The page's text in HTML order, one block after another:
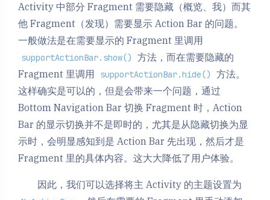
Activity 中部分 Fragment 需要隐藏（概览、我）而其
他 Fragment（发现）需要显示 Action Bar 的问题。
一般做法是在需要显示的 Fragment 里调用
supportActionBar.show()
方法，而在需要隐藏的
Fragment 里调用
supportActionBar.hide()
方法。
这样确实是可以的，但是会带来一个问题，通过
Bottom Navigation Bar 切换 Fragment 时，Action
Bar 的显示切换并不是即时的，尤其是从隐藏切换为显
示时，会明显感知到是 Action Bar 先出现，然后才是
Fragment 里的具体内容。这大大降低了用户体验。
因此，我们可以选择将主 Activity 的主题设置为